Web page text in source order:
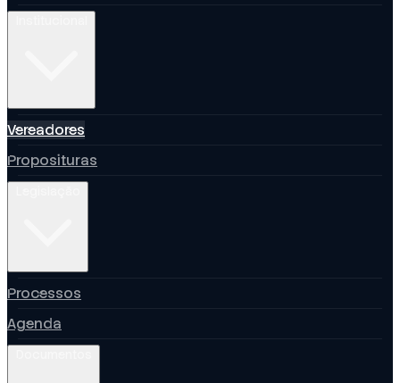
Vereadores
Proposituras
Processos
Agenda